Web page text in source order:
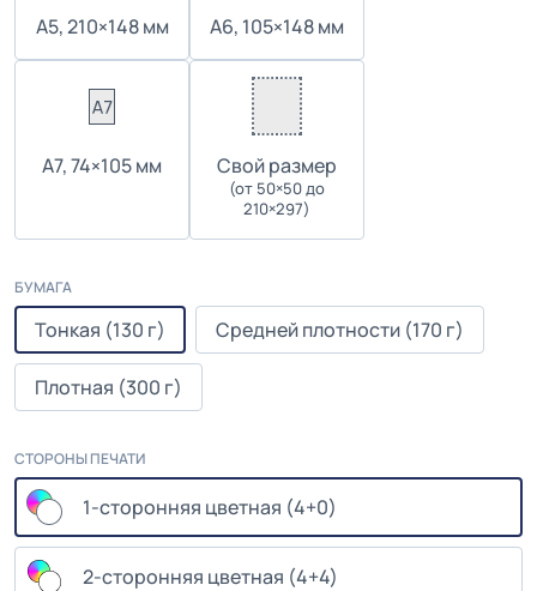
А5, 210×148 мм А6, 105×148 мм
А7, 74×105 мм Cвой размер
(от 50×50 до
210×297)
БУМАГА
Тонкая (130 г) Средней плотности (170 г)
Плотная (300 г)
СТОРОНЫ ПЕЧАТИ
1-сторонняя цветная (4+0)
2-сторонняя цветная (4+4)